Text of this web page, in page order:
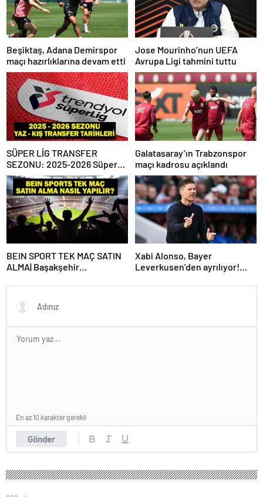
Beşiktaş, Adana Demirspor
maçı hazırlıklarına devam etti
Jose Mourinho’nun UEFA
Avrupa Ligi tahmini tuttu
SÜPER LİG TRANSFER
SEZONU: 2025-2026 Süper
Lig Yaz Transfer Sezonu Ne
Zaman Başlayacak? Kış
Transfer Sezonu Ne Zaman
Başlayacak? TFF Açıkladı!
Galatasaray’ın Trabzonspor
maçı kadrosu açıklandı
BEIN SPORT TEK MAÇ SATIN
ALMA| Başakşehir
tek maç satın alma nasıl
yapılır?
Xabi Alonso, Bayer
Leverkusen’den ayrılıyor!
Gönder
En az 10 karakter gerekli